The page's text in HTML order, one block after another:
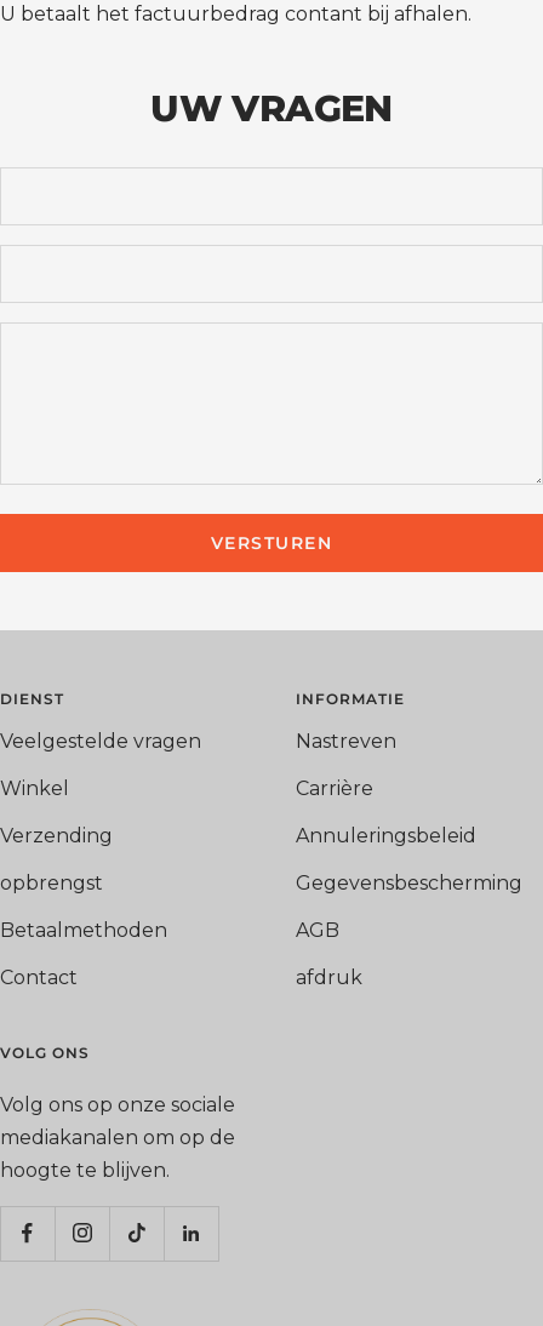
U betaalt het factuurbedrag contant bij afhalen.
UW VRAGEN
VERSTUREN
DIENST
Veelgestelde vragen
Winkel
Verzending
opbrengst
Betaalmethoden
Contact
INFORMATIE
Nastreven
Carrière
Annuleringsbeleid
Gegevensbescherming
AGB
afdruk
VOLG ONS
Volg ons op onze sociale
mediakanalen om op de
hoogte te blijven.